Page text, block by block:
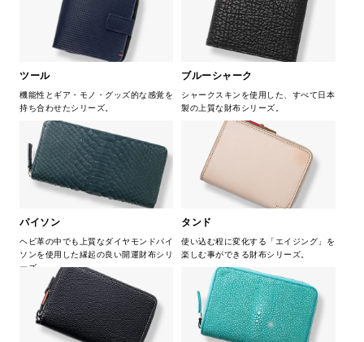
ツール
機能性とギア・モノ・グッズ的な感覚を
持ち合わせたシリーズ。
ブルーシャーク
シャークスキンを使用した、すべて日本
製の上質な財布シリーズ。
パイソン
ヘビ革の中でも上質なダイヤモンドパイ
ソンを使用した縁起の良い開運財布シリ
ーズ。
タンド
使い込む程に変化する「エイジング」を
楽しむ事ができる財布シリーズ。